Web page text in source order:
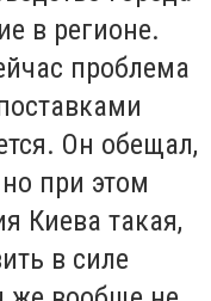
в регионе.
проблема
Он обещал,
при этом
Киева такая,
в силе